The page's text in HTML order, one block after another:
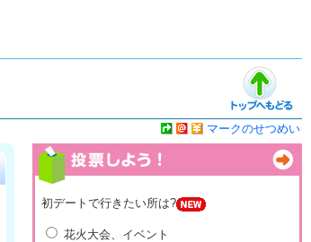
マークのせつめい
初デートで行きたい所は?
花火大会、イベント